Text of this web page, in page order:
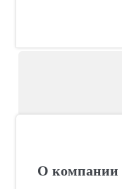
О компании